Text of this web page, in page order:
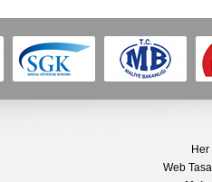
Her
Web